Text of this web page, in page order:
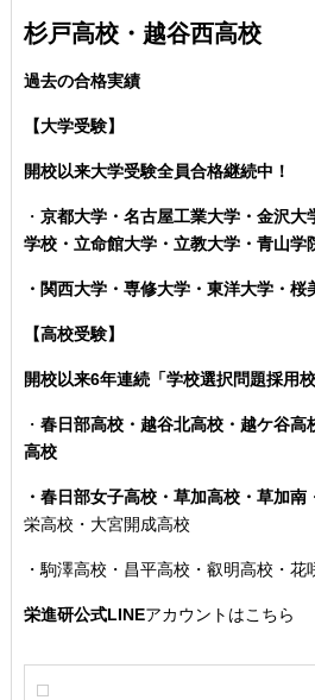
杉戸高校・越谷西高校
過去の合格実績
【大学受験】
開校以来大学受験全員合格継続中！
・ 京都大学・名古屋工業大学・金沢大
学校・立命館大学・立教大学・青山学
・関西大学・専修大学・東洋大学・
【高校受験】
開校以来6年連続「学校選択問題採用
・ 春日部高校・越谷北高校・越ケ谷高
高校
・春日部女子高校・草加高校・草加南
栄高校・大宮開成高校
・駒澤高校・昌平高校・叡明高校・
栄進研公式LINEアカウントはこちら